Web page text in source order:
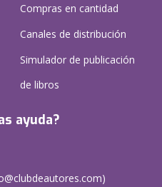
Compras en cantidad
Canales de distribución
Simulador de publicación
de libros
ayuda?
)